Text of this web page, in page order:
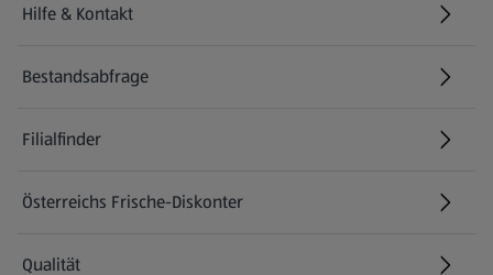
Hilfe & Kontakt
(öffnet in einem neuen Tab)
Bestandsabfrage
(öffnet in einem neuen Tab)
Filialfinder
Österreichs Frische-Diskonter
Qualität